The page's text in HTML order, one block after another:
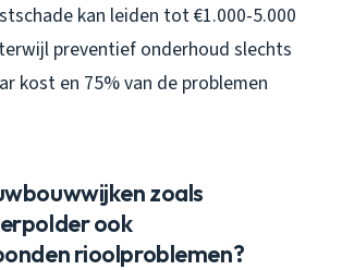
kan leiden tot €1.000-5.000
preventief onderhoud slechts
kost en 75% van de problemen
zoals
ook
rioolproblemen?